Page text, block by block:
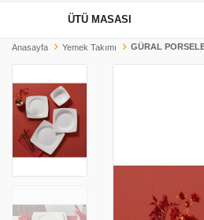
ÜTÜ MASASI
Anasayfa Yemek Takımı GÜRAL